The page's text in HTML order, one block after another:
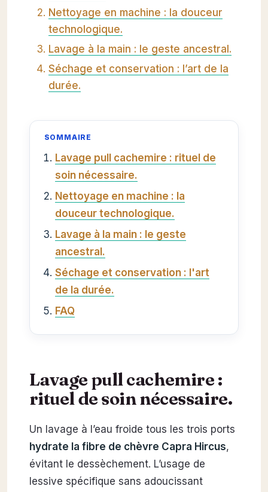
Nettoyage en machine : la douceur
technologique.
Lavage à la main : le geste ancestral.
Séchage et conservation : l’art de la
durée.
SOMMAIRE
Lavage pull cachemire : rituel de
soin nécessaire.
Nettoyage en machine : la
douceur technologique.
Lavage à la main : le geste
ancestral.
Séchage et conservation : l'art
de la durée.
FAQ
Lavage pull cachemire :
rituel de soin nécessaire.
Un lavage à l’eau froide tous les trois ports
hydrate la fibre de chèvre Capra Hircus,
évitant le dessèchement. L’usage de
lessive spécifique sans adoucissant